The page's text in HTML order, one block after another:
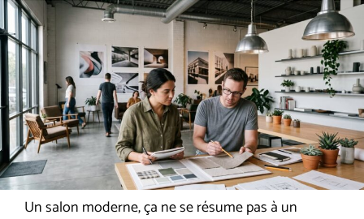
Un salon moderne, ça ne se résume pas à un